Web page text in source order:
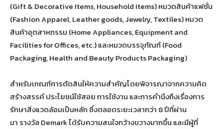
(Gift & Decorative Items, Household Items) หมวดสินค้าแฟชั่น
(Fashion Apparel, Leather goods, Jewelry, Textiles) หมวด
สินค้าอุตสาหกรรม (Home Appliances, Equipment and
Facilities for Offices, etc.) และหมวดบรรจุภัณฑ์ (Food
Packaging, Health and Beauty Products Packaging)
สำหรับเกณฑ์การตัดสินให้ความสำคัญโดยพิจารณาจากความคิด
สร้างสรรค์ ประโยชน์ใช้สอย การใช้งาน และการคำนึงถึงเรื่องการ
รักษาสิ่งแวดล้อมเป็นหลัก ซึ่งตลอดระยะเวลากว่า 8 ปีที่ผ่าน
มา รางวัล Demark ได้รับความสนใจกว้างขวางมากขึ้น และมีผู้ที่